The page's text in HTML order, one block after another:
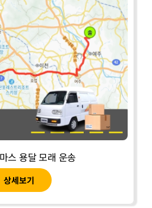
스 용달 모래 운송
상세보기